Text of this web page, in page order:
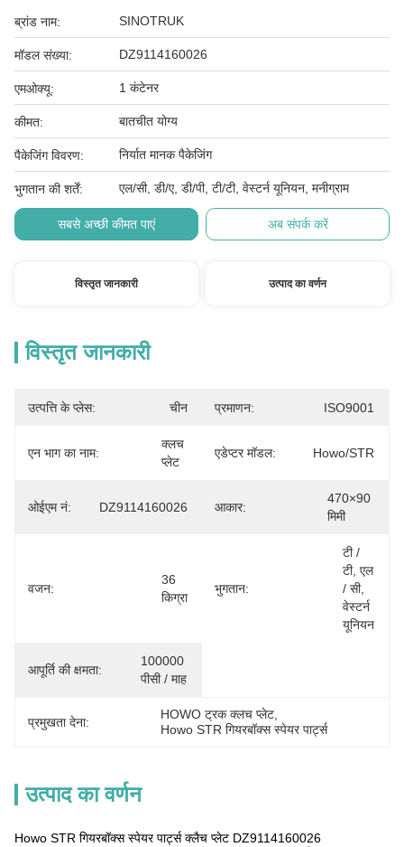
ब्रांड नाम: SINOTRUK
मॉडल संख्या: DZ9114160026
एमओक्यू: 1 कंटेनर
कीमत: बातचीत योग्य
पैकेजिंग विवरण: निर्यात मानक पैकेजिंग
भुगतान की शर्तें: एल/सी, डी/ए, डी/पी, टी/टी, वेस्टर्न यूनियन, मनीग्राम
सबसे अच्छी कीमत पाएं अब संपर्क करें
विस्तृत जानकारी उत्पाद का वर्णन
विस्तृत जानकारी
उत्पत्ति के प्लेस: चीन प्रमाणन: ISO9001
एन भाग का नाम:
क्लच
प्लेट
एडेप्टर मॉडल: Howo/STR
ओईएम नं: DZ9114160026 आकार:
470×90
मिमी
वजन:
36
किग्रा
भुगतान:
टी /
टी, एल
/ सी,
वेस्टर्न
यूनियन
आपूर्ति की क्षमता:
100000
पीसी / माह
प्रमुखता देना:
HOWO ट्रक क्लच प्लेट
Howo STR गियरबॉक्स स्पेयर पार्ट्स
उत्पाद का वर्णन
Howo STR गियरबॉक्स स्पेयर पार्ट्स क्लैच प्लेट DZ9114160026